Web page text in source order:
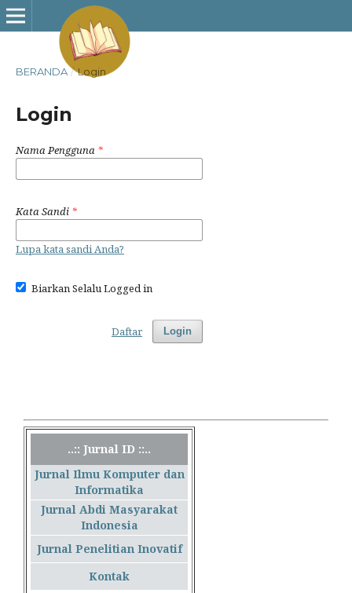
BERANDA / Login
Login
Nama Pengguna *
Kata Sandi *
Lupa kata sandi Anda?
Biarkan Selalu Logged in
Login
Daftar
..:: Jurnal ID ::..
Jurnal Ilmu Komputer dan
Informatika
Jurnal Abdi Masyarakat
Indonesia
Jurnal Penelitian Inovatif
Kontak